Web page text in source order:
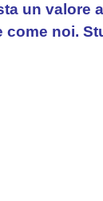
un valore
noi.